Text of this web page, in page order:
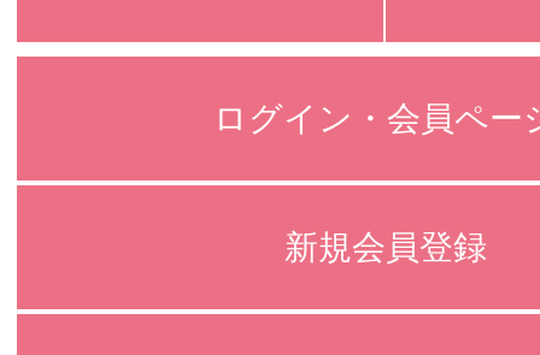
ログイン・会員ペー
新規会員登録